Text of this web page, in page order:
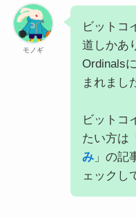
モノギ
ビットコ
道しかあ
Ordinals
まれまし
ビットコ
たい方は「
み」の記
ェックし